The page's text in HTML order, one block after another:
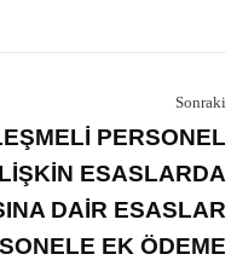
Sonraki
PERSONEL
ESASLARDA
DAİR ESASLAR
EK ÖDEME